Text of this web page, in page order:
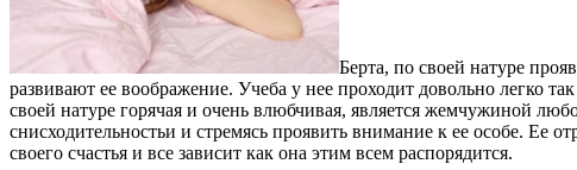
Берта, по своей натуре
развивают ее воображение. Учеба у нее проходит довольно легко
своей натуре горячая и очень влюбчивая, является жемчужиной
снисходительностьи и стремясь проявить внимание к ее особе. Ее
своего счастья и все зависит как она этим всем распорядится.